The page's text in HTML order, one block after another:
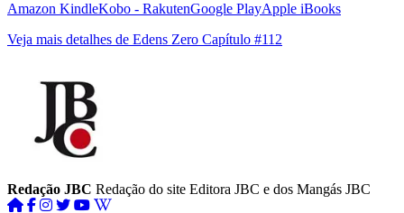
Amazon KindleKobo - RakutenGoogle PlayApple iBooks
Veja mais detalhes de Edens Zero Capítulo #112
Redação JBC Redação do site Editora JBC e dos Mangás JBC